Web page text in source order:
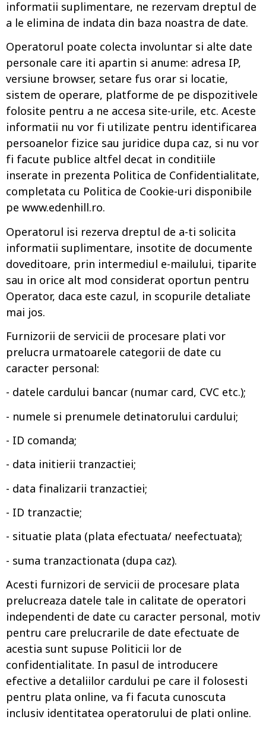
informatii suplimentare, ne rezervam dreptul de
a le elimina de indata din baza noastra de date.
Operatorul poate colecta involuntar si alte date
personale care iti apartin si anume: adresa IP,
versiune browser, setare fus orar si locatie,
sistem de operare, platforme de pe dispozitivele
folosite pentru a ne accesa site-urile, etc. Aceste
informatii nu vor fi utilizate pentru identificarea
persoanelor fizice sau juridice dupa caz, si nu vor
fi facute publice altfel decat in conditiile
inserate in prezenta Politica de Confidentialitate,
completata cu Politica de Cookie-uri disponibile
pe www.edenhill.ro.
Operatorul isi rezerva dreptul de a-ti solicita
informatii suplimentare, insotite de documente
doveditoare, prin intermediul e-mailului, tiparite
sau in orice alt mod considerat oportun pentru
Operator, daca este cazul, in scopurile detaliate
mai jos.
Furnizorii de servicii de procesare plati vor
prelucra urmatoarele categorii de date cu
caracter personal:
- datele cardului bancar (numar card, CVC etc.);
- numele si prenumele detinatorului cardului;
- ID comanda;
- data initierii tranzactiei;
- data finalizarii tranzactiei;
- ID tranzactie;
- situatie plata (plata efectuata/ neefectuata);
- suma tranzactionata (dupa caz).
Acesti furnizori de servicii de procesare plata
prelucreaza datele tale in calitate de operatori
independenti de date cu caracter personal, motiv
pentru care prelucrarile de date efectuate de
acestia sunt supuse Politicii lor de
confidentialitate. In pasul de introducere
efective a detaliilor cardului pe care il folosesti
pentru plata online, va fi facuta cunoscuta
inclusiv identitatea operatorului de plati online.